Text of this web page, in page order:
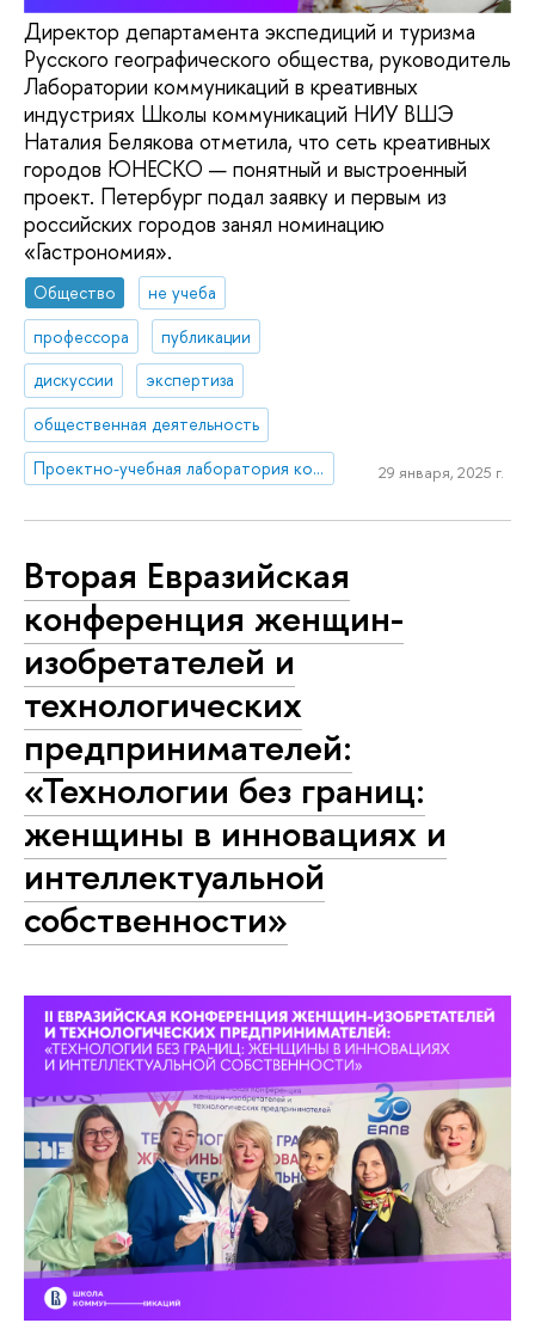
Директор департамента экспедиций и туризма
Русского географического общества, руководитель
Лаборатории коммуникаций в креативных
индустриях Школы коммуникаций НИУ ВШЭ
Наталия Белякова отметила, что сеть креативных
городов ЮНЕСКО — понятный и выстроенный
проект. Петербург подал заявку и первым из
российских городов занял номинацию
«Гастрономия».
Общество
не учеба
профессора
публикации
дискуссии
экспертиза
общественная деятельность
Проектно-учебная лаборатория коммуникаций в креативных индустриях
29 января, 2025 г.
Вторая Евразийская
конференция женщин-
изобретателей и
технологических
предпринимателей:
«Технологии без границ:
женщины в инновациях и
интеллектуальной
собственности»